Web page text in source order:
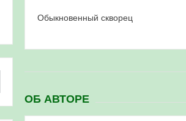
Обыкновенный скворец
ОБ АВТОРЕ